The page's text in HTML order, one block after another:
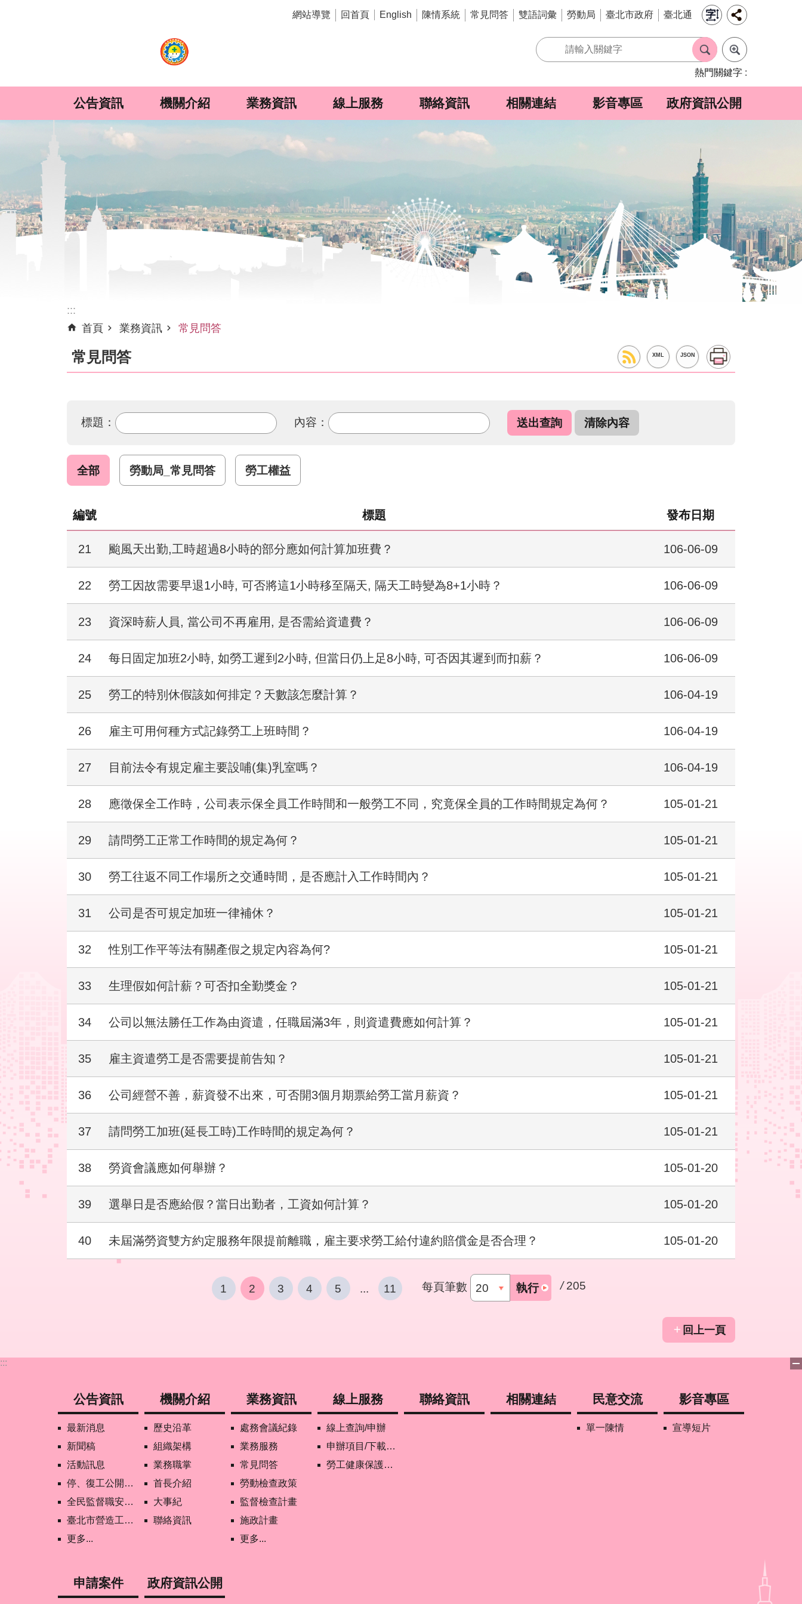
網站導覽
回首頁 English 陳情系統 常見問答 雙語詞彙 勞動局 臺北市政府 臺北通
熱門關鍵字
公告資訊 機關介紹 業務資訊 線上服務 聯絡資訊 相關連結 影音專區 政府資訊公開
:::
首頁
業務資訊 常見問答
常見問答 XML JSON
標題： 內容：
全部 勞動局_常見問答 勞工權益
編號 標題 發布日期
21 颱風天出勤,工時超過8小時的部分應如何計算加班費？ 106-06-09
22 勞工因故需要早退1小時, 可否將這1小時移至隔天, 隔天工時變為8+1小時？ 106-06-09
23 資深時薪人員, 當公司不再雇用, 是否需給資遣費？ 106-06-09
24 每日固定加班2小時, 如勞工遲到2小時, 但當日仍上足8小時, 可否因其遲到而扣薪？ 106-06-09
25 勞工的特別休假該如何排定？天數該怎麼計算？ 106-04-19
26 雇主可用何種方式記錄勞工上班時間？ 106-04-19
27 目前法令有規定雇主要設哺(集)乳室嗎？ 106-04-19
28 應徵保全工作時，公司表示保全員工作時間和一般勞工不同，究竟保全員的工作時間規定為何？ 105-01-21
29 請問勞工正常工作時間的規定為何？ 105-01-21
30 勞工往返不同工作場所之交通時間，是否應計入工作時間內？ 105-01-21
31 公司是否可規定加班一律補休？ 105-01-21
32 性別工作平等法有關產假之規定內容為何? 105-01-21
33 生理假如何計薪？可否扣全勤獎金？ 105-01-21
34 公司以無法勝任工作為由資遣，任職屆滿3年，則資遣費應如何計算？ 105-01-21
35 雇主資遣勞工是否需要提前告知？ 105-01-21
36 公司經營不善，薪資發不出來，可否開3個月期票給勞工當月薪資？ 105-01-21
37 請問勞工加班(延長工時)工作時間的規定為何？ 105-01-21
38 勞資會議應如何舉辦？ 105-01-20
39 選舉日是否應給假？當日出勤者，工資如何計算？ 105-01-20
40 未屆滿勞資雙方約定服務年限提前離職，雇主要求勞工給付違約賠償金是否合理？ 105-01-20
1 2 3 4 5 ... 11 每頁筆數 執行 / 205
回上一頁
:::
公告資訊
最新消息
新聞稿
活動訊息
停、復工公開資訊查詢
全民監督職安地圖
臺北市營造工地自主管理稽核施行專區及聯盟定期會議相關資料
更多...
機關介紹
歷史沿革
組織架構
業務職掌
首長介紹
大事紀
聯絡資訊
業務資訊
處務會議紀錄
業務服務
常見問答
勞動檢查政策
監督檢查計畫
施政計畫
更多...
線上服務
線上查詢/申辦
申辦項目/下載表格
勞工健康保護管理報備資訊網
聯絡資訊 相關連結 民意交流
單一陳情
影音專區
宣導短片
申請案件 政府資訊公開